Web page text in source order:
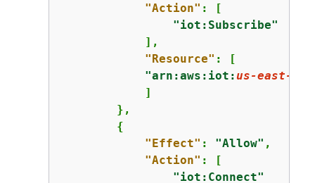
"Action" : [
"iot:Subscribe"
            ],
"Resource" : [
"arn:aws:iot:us-east-1
            ]
        },
{
"Effect" : "Allow" ,
"Action" : [
"iot:Connect"